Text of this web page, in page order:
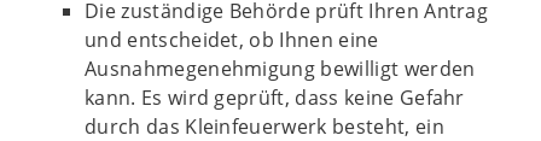
Die zuständige Behörde prüft Ihren Antrag
und entscheidet, ob Ihnen eine
Ausnahmegenehmigung bewilligt werden
kann. Es wird geprüft, dass keine Gefahr
durch das Kleinfeuerwerk besteht, ein